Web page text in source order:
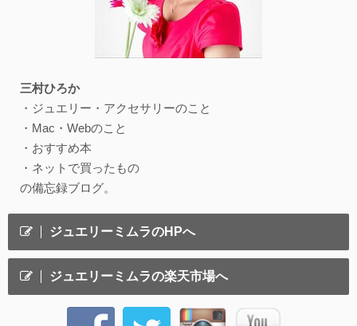
三村ひろか
・ジュエリー・アクセサリーのこと
・Mac・Webのこと
・おすすめ本
・ネットで買ったもの
の備忘録ブログ。
ジュエリーミムラのHPへ
ジュエリーミムラの楽天市場へ